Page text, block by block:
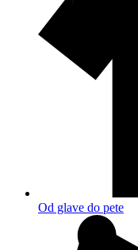
Od glave do pete